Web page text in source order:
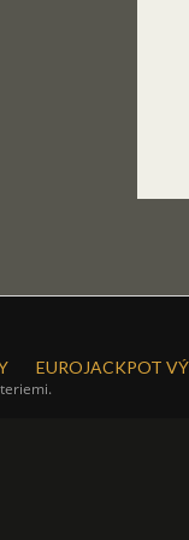
EUROJACKPOT